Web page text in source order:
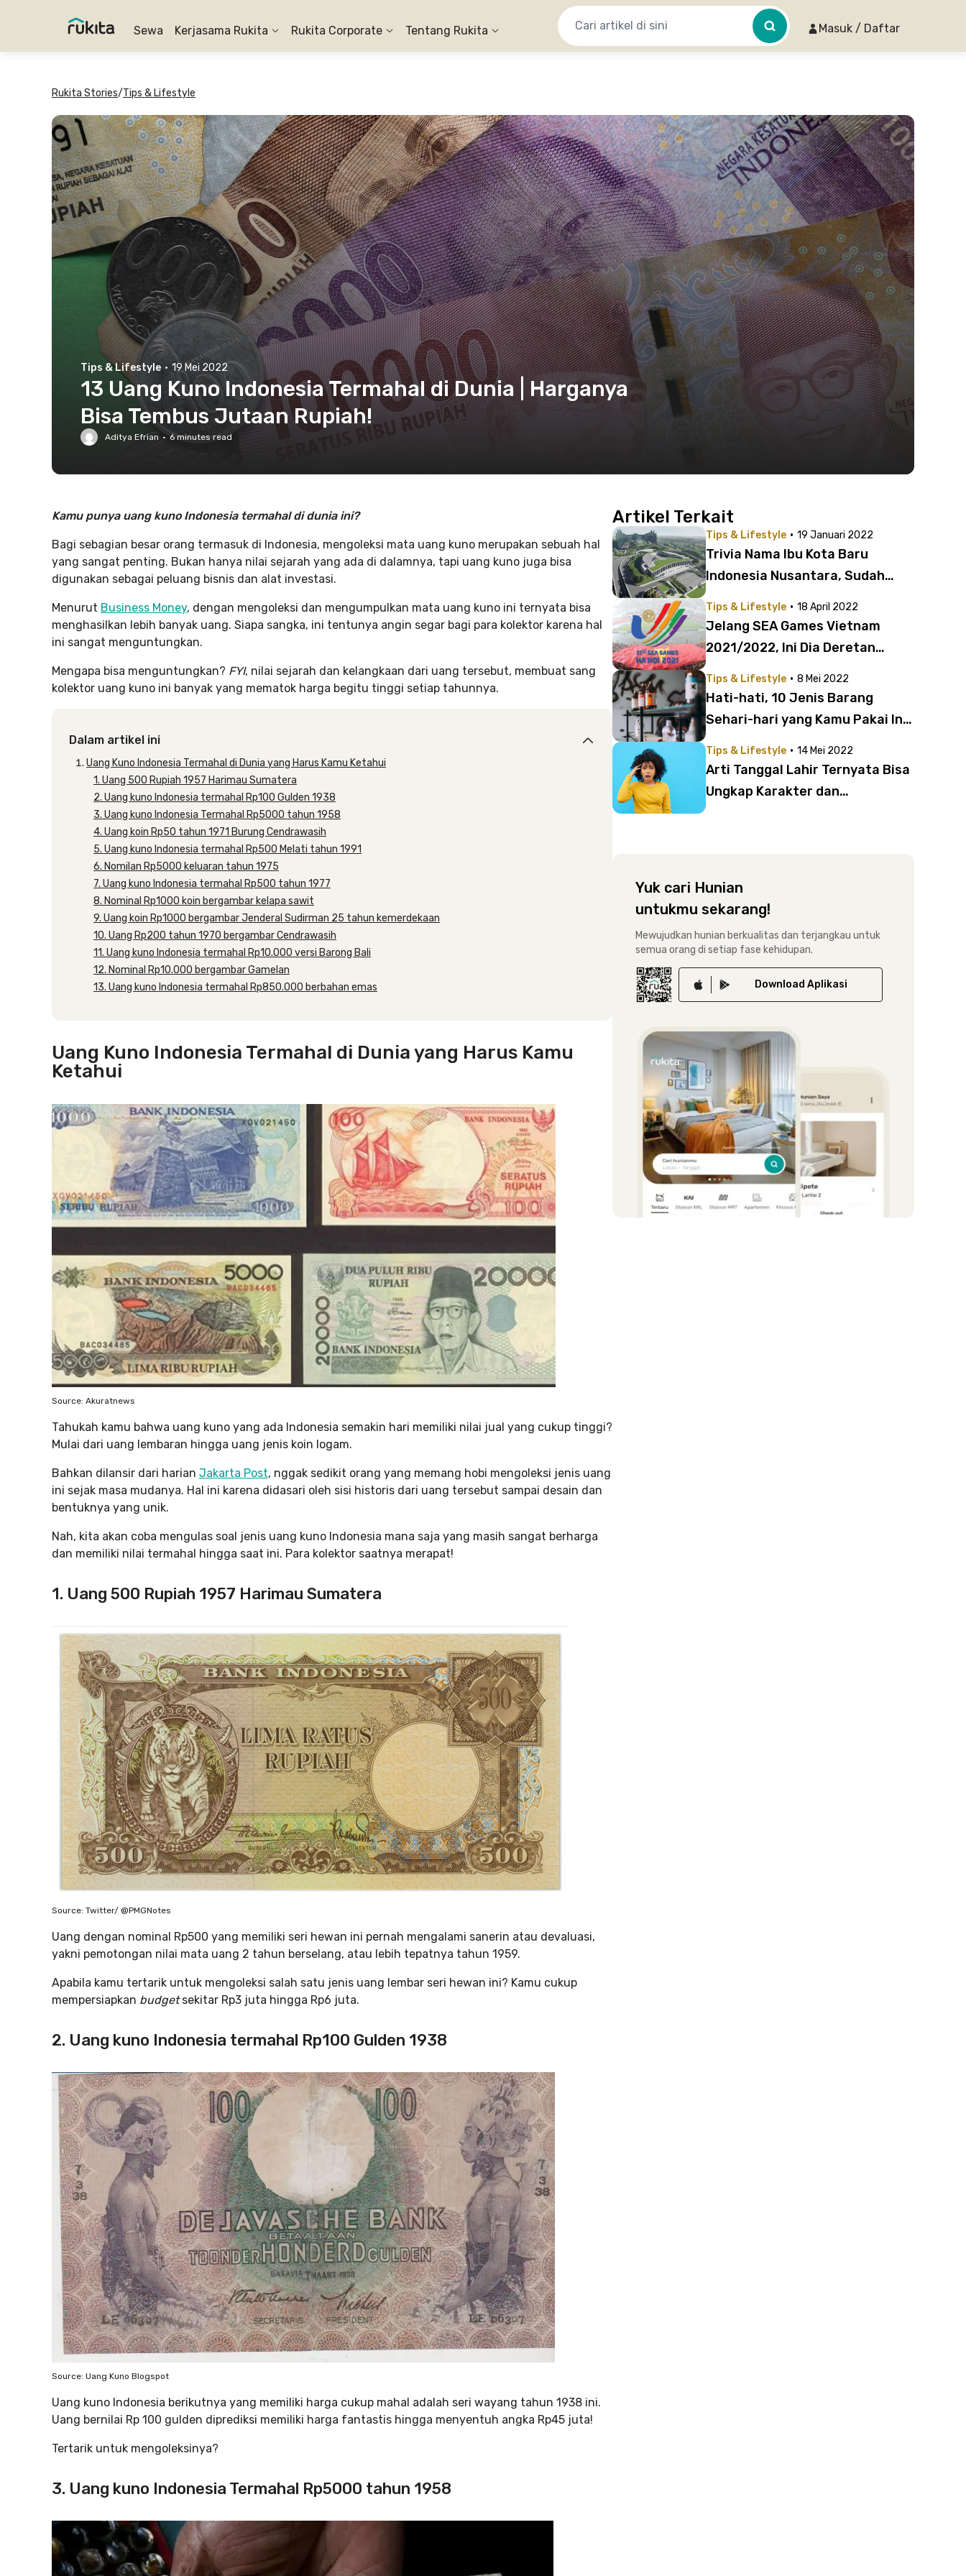
Sewa Kerjasama Rukita Rukita Corporate Tentang Rukita Masuk / Daftar
Rukita Stories/Tips & Lifestyle
Tips & Lifestyle · 19 Mei 2022
13 Uang Kuno Indonesia Termahal di Dunia | Harganya
Bisa Tembus Jutaan Rupiah!
Aditya Efrian · 6minutes read
Kamu punya uang kuno Indonesia termahal di dunia ini?
Bagi sebagian besar orang termasuk di Indonesia, mengoleksi mata uang kuno merupakan sebuah hal
yang sangat penting. Bukan hanya nilai sejarah yang ada di dalamnya, tapi uang kuno juga bisa
digunakan sebagai peluang bisnis dan alat investasi.
Menurut Business Money, dengan mengoleksi dan mengumpulkan mata uang kuno ini ternyata bisa
menghasilkan lebih banyak uang. Siapa sangka, ini tentunya angin segar bagi para kolektor karena hal
ini sangat menguntungkan.
Mengapa bisa menguntungkan? FYI, nilai sejarah dan kelangkaan dari uang tersebut, membuat sang
kolektor uang kuno ini banyak yang mematok harga begitu tinggi setiap tahunnya.
Dalam artikel ini
Uang Kuno Indonesia Termahal di Dunia yang Harus Kamu Ketahui
1. Uang 500 Rupiah 1957 Harimau Sumatera
2. Uang kuno Indonesia termahal Rp100 Gulden 1938
3. Uang kuno Indonesia Termahal Rp5000 tahun 1958
4. Uang koin Rp50 tahun 1971 Burung Cendrawasih
5. Uang kuno Indonesia termahal Rp500 Melati tahun 1991
6. Nomilan Rp5000 keluaran tahun 1975
7. Uang kuno Indonesia termahal Rp500 tahun 1977
8. Nominal Rp1000 koin bergambar kelapa sawit
9. Uang koin Rp1000 bergambar Jenderal Sudirman 25 tahun kemerdekaan
10. Uang Rp200 tahun 1970 bergambar Cendrawasih
11. Uang kuno Indonesia termahal Rp10.000 versi Barong Bali
12. Nominal Rp10.000 bergambar Gamelan
13. Uang kuno Indonesia termahal Rp850.000 berbahan emas
Uang Kuno Indonesia Termahal di Dunia yang Harus Kamu
Ketahui
Source: Akuratnews
Tahukah kamu bahwa uang kuno yang ada Indonesia semakin hari memiliki nilai jual yang cukup tinggi?
Mulai dari uang lembaran hingga uang jenis koin logam.
Bahkan dilansir dari harian Jakarta Post, nggak sedikit orang yang memang hobi mengoleksi jenis uang
ini sejak masa mudanya. Hal ini karena didasari oleh sisi historis dari uang tersebut sampai desain dan
bentuknya yang unik.
Nah, kita akan coba mengulas soal jenis uang kuno Indonesia mana saja yang masih sangat berharga
dan memiliki nilai termahal hingga saat ini. Para kolektor saatnya merapat!
1. Uang 500 Rupiah 1957 Harimau Sumatera
Source: Twitter/ @PMGNotes
Uang dengan nominal Rp500 yang memiliki seri hewan ini pernah mengalami sanerin atau devaluasi,
yakni pemotongan nilai mata uang 2 tahun berselang, atau lebih tepatnya tahun 1959.
Apabila kamu tertarik untuk mengoleksi salah satu jenis uang lembar seri hewan ini? Kamu cukup
mempersiapkan budgetsekitar Rp3 juta hingga Rp6 juta.
2. Uang kuno Indonesia termahal Rp100 Gulden 1938
Source: Uang Kuno Blogspot
Uang kuno Indonesia berikutnya yang memiliki harga cukup mahal adalah seri wayang tahun 1938 ini.
Uang bernilai Rp 100 gulden diprediksi memiliki harga fantastis hingga menyentuh angka Rp45 juta!
Tertarik untuk mengoleksinya?
3. Uang kuno Indonesia Termahal Rp5000 tahun 1958
Artikel Terkait
Tips & Lifestyle · 19 Januari 2022
Trivia Nama Ibu Kota Baru
Indonesia Nusantara, Sudah
Tips & Lifestyle · 18 April 2022
Jelang SEA Games Vietnam
2021/2022, Ini Dia Deretan
Tips & Lifestyle · 8 Mei 2022
Hati-hati, 10 Jenis Barang
Sehari-hari yang Kamu Pakai Ini
Tips & Lifestyle · 14 Mei 2022
Arti Tanggal Lahir Ternyata Bisa
Ungkap Karakter dan
Yuk cari Hunian
untukmu sekarang!
Mewujudkan hunian berkualitas dan terjangkau untuk
semua orang di setiap fase kehidupan.
Download Aplikasi